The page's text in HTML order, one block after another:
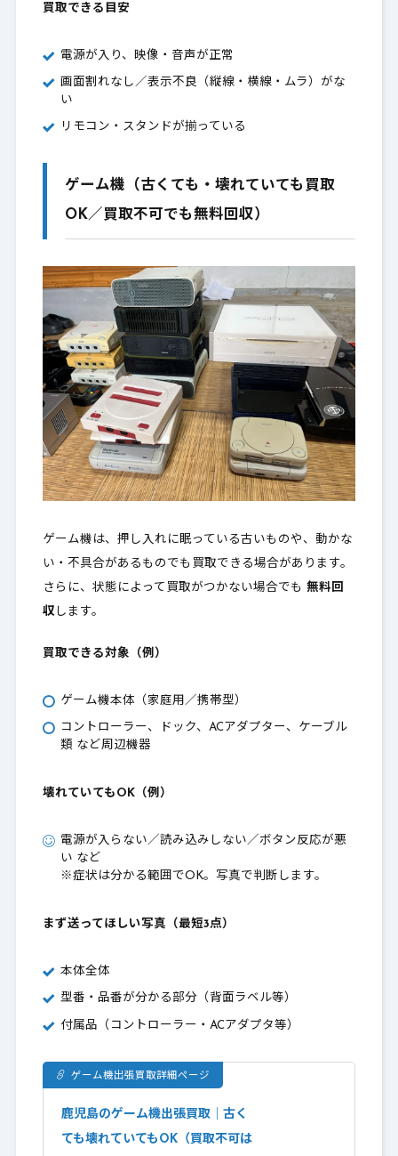
買取できる目安
電源が入り、映像・音声が正常
画面割れなし／表示不良（縦線・横線・ムラ）がな
い
リモコン・スタンドが揃っている
ゲーム機（古くても・壊れていても買取
OK／買取不可でも無料回収）
ゲーム機は、押し入れに眠っている古いものや、動かな
い・不具合があるものでも買取できる場合があります。
さらに、状態によって買取がつかない場合でも 無料回
収します。
買取できる対象（例）
ゲーム機本体（家庭用／携帯型）
コントローラー、ドック、ACアダプター、ケーブル
類 など周辺機器
壊れていてもOK（例）
電源が入らない／読み込みしない／ボタン反応が悪
い など
※症状は分かる範囲でOK。写真で判断します。
まず送ってほしい写真（最短3点）
本体全体
型番・品番が分かる部分（背面ラベル等）
付属品（コントローラー・ACアダプタ等）
ゲーム機出張買取詳細ページ
鹿児島のゲーム機出張買取｜古く
ても壊れていてもOK（買取不可は